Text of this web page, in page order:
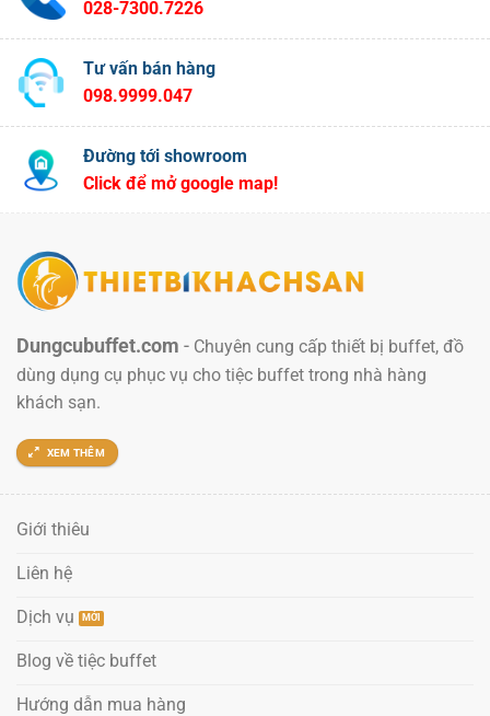
028-7300.7226
Tư vấn bán hàng
098.9999.047
Đường tới showroom
Click để mở google map!
Dungcubuffet.com - Chuyên cung cấp thiết bị buffet, đồ
dùng dụng cụ phục vụ cho tiệc buffet trong nhà hàng
khách sạn.
XEM THÊM
Giới thiêu
Liên hệ
Dịch vụ
Blog về tiệc buffet
Hướng dẫn mua hàng